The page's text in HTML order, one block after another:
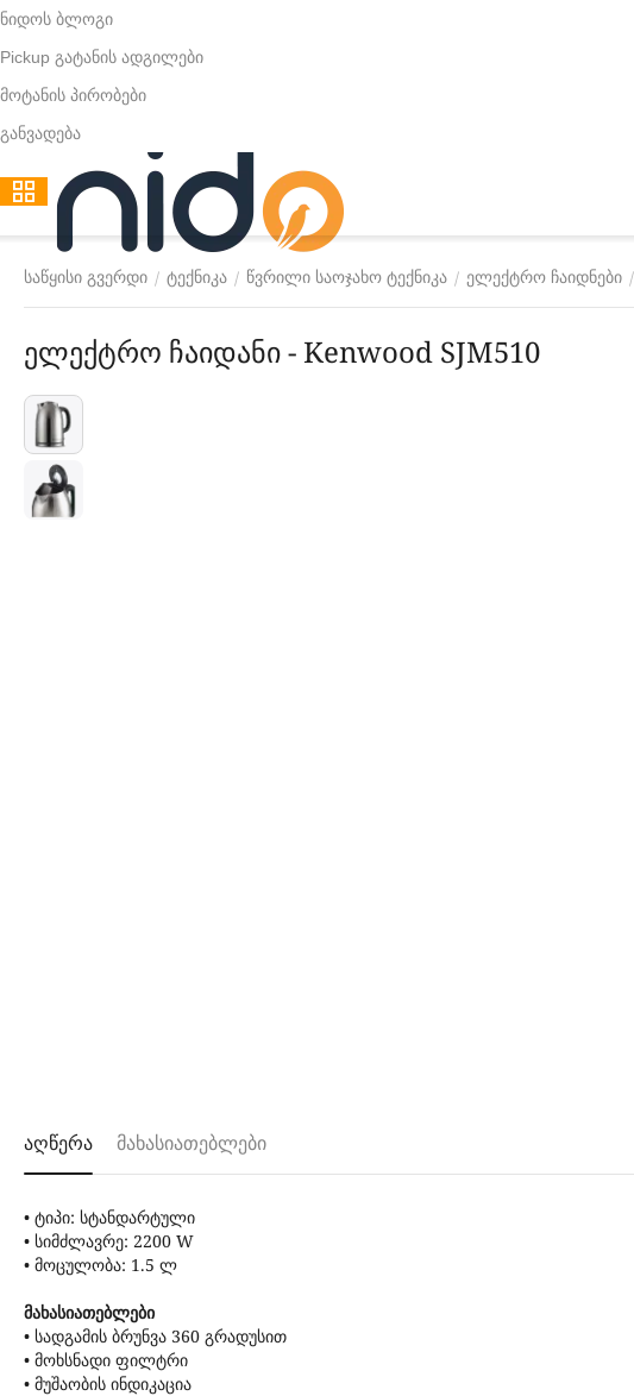
ნიდოს ბლოგი
Pickup გატანის ადგილები
მოტანის პირობები
განვადება
საწყისი გვერდი / ტექნიკა / წვრილი საოჯახო ტექნიკა / ელექტრო ჩაიდნები /
ელექტრო ჩაიდანი - Kenwood SJM510
აღწერა მახასიათებლები
• ტიპი: სტანდარტული
• სიმძლავრე: 2200 W
• მოცულობა: 1.5 ლ
მახასიათებლები
• სადგამის ბრუნვა 360 გრადუსით
• მოხსნადი ფილტრი
• მუშაობის ინდიკაცია